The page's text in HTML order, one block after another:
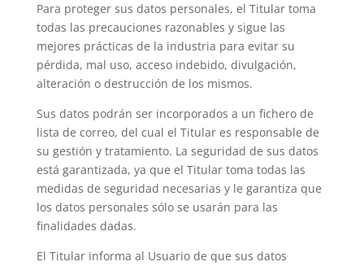
Para proteger sus datos personales, el Titular toma
todas las precauciones razonables y sigue las
mejores prácticas de la industria para evitar su
pérdida, mal uso, acceso indebido, divulgación,
alteración o destrucción de los mismos.
Sus datos podrán ser incorporados a un fichero de
lista de correo, del cual el Titular es responsable de
su gestión y tratamiento. La seguridad de sus datos
está garantizada, ya que el Titular toma todas las
medidas de seguridad necesarias y le garantiza que
los datos personales sólo se usarán para las
finalidades dadas.
El Titular informa al Usuario de que sus datos